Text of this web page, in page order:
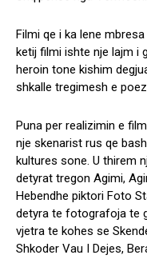
Filmi qe i ka lene mbresa
ketij filmi ishte nje lajm i
heroin tone kishim
shkalle tregimesh e
Puna per realizimin e
nje skenarist rus qe
kultures sone. U thirem
detyrat tregon Agimi,
Hebendhe piktori Foto
detyra te fotografoja te
vjetra te kohes se
Shkoder Vau I Dejes,